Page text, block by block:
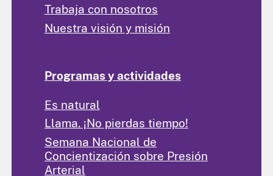
Trabaja con nosotros
Nuestra visión y misión
Programas y actividades
Es natural
Llama. ¡No pierdas tiempo!
Semana Nacional de
Concientización sobre Presión
Arterial